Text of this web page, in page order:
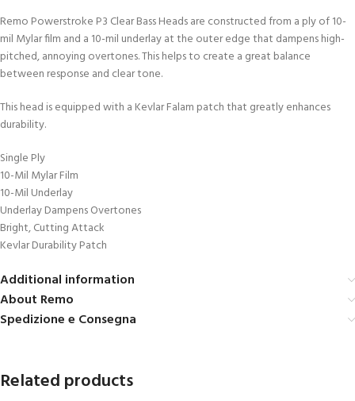
Remo Powerstroke P3 Clear Bass Heads are constructed from a ply of 10-
mil Mylar film and a 10-mil underlay at the outer edge that dampens high-
pitched, annoying overtones. This helps to create a great balance
between response and clear tone.
This head is equipped with a Kevlar Falam patch that greatly enhances
durability.
Single Ply
10-Mil Mylar Film
10-Mil Underlay
Underlay Dampens Overtones
Bright, Cutting Attack
Kevlar Durability Patch
Additional information
About Remo
Spedizione e Consegna
Related products